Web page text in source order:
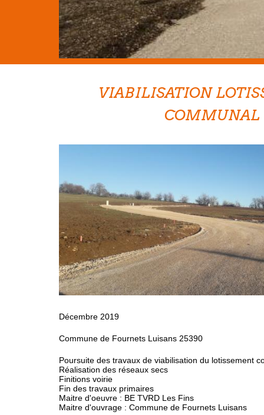
VIABILISATION
COMMUNAL
Décembre 2019
Commune de Fournets Luisans 25390
Poursuite des travaux de viabilisation du lotissement
Réalisation des réseaux secs
Finitions voirie
Fin des travaux primaires
Maitre d'oeuvre : BE TVRD Les Fins
Maitre d'ouvrage : Commune de Fournets Luisans